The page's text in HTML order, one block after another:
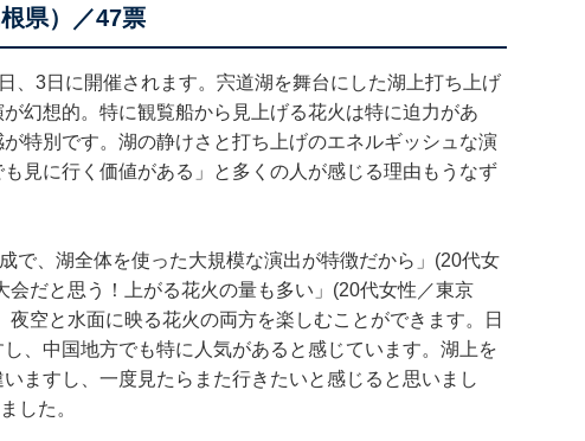
県）／47票
、3日に開催されます。宍道湖を舞台にした湖上打ち上げ
幻想的。特に観覧船から見上げる花火は特に迫力があ
特別です。湖の静けさと打ち上げのエネルギッシュな演
見に行く価値がある」と多くの人が感じる理由もうなず
で、湖全体を使った大規模な演出が特徴だから」(20代女
だと思う！上がる花火の量も多い」(20代女性／東京
空と水面に映る花火の両方を楽しむことができます。日
、中国地方でも特に人気があると感じています。湖上を
ますし、一度見たらまた行きたいと感じると思いまし
した。